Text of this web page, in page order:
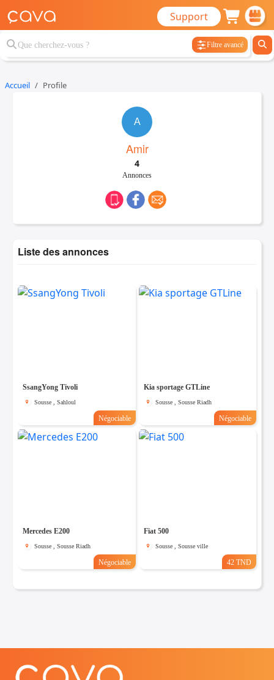
Support
Filtre avancé
Accueil Profile
A
Amir
4
Annonces
Liste des annonces
SsangYong Tivoli
Sousse , Sahloul
Négociable
Kia sportage GTLine
Sousse , Sousse Riadh
Négociable
Mercedes E200
Sousse , Sousse Riadh
Négociable
Fiat 500
Sousse , Sousse ville
42 TND